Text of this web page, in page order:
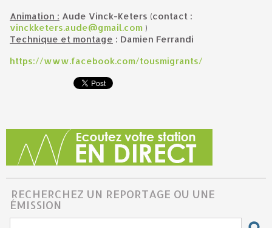
Animation : Aude Vinck-Keters (contact :
vinckketers.aude@gmail.com )
Technique et montage : Damien Ferrandi
https://www.facebook.com/tousmigrants/
RECHERCHEZ UN REPORTAGE OU UNE
ÉMISSION